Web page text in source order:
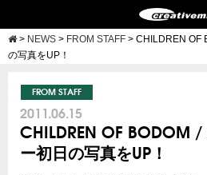
> NEWS > FROM STAFF > CHILDREN OF
の写真をUP！
FROM STAFF
2011.06.15
CHILDREN OF BODOM
ー初日の写真をUP！